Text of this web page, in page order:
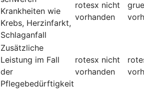
Krankheiten wie
Krebs, Herzinfarkt,
Schlaganfall
rotesx nicht
vorhanden
Zusätzliche
Leistung im Fall
der
Pflegebedürftigkeit
rotesx nicht
vorhanden